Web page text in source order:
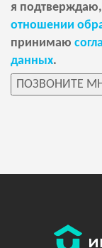
я подтверждаю,
отношении
принимаю
данных.